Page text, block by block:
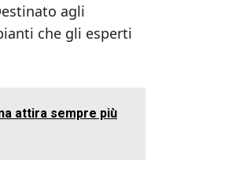
agli
che gli esperti
attira sempre più